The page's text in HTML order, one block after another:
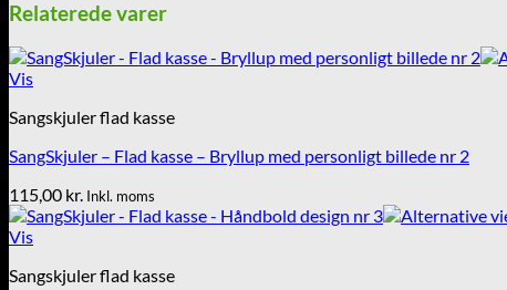
Relaterede varer
Vis
Sangskjuler flad kasse
SangSkjuler – Flad kasse – Bryllup med personligt billede nr 2
115,00 kr. Inkl. moms
Vis
Sangskjuler flad kasse